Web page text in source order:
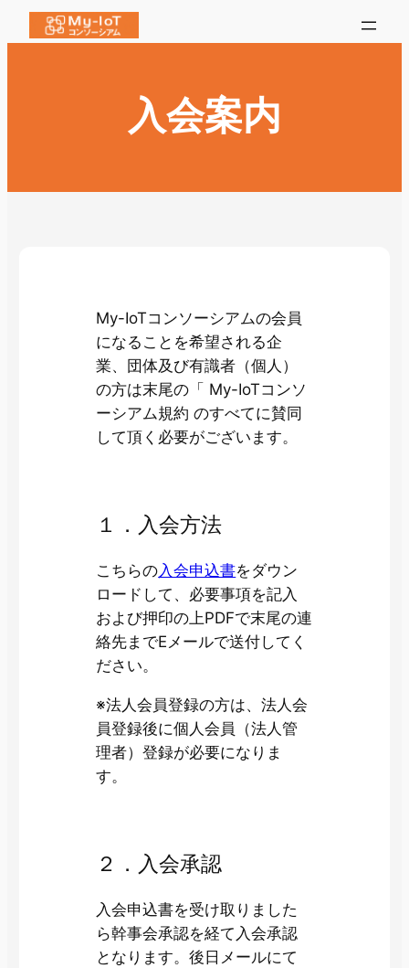
容
入会案内
My-IoTコンソーシアムの会員
になることを希望される企
業、団体及び有識者（個人）
の方は末尾の「 My-IoTコンソ
ーシアム規約 のすべてに賛同
して頂く必要がございます。
１．入会方法
こちらの入会申込書をダウン
ロードして、必要事項を記入
および押印の上PDFで末尾の連
絡先までEメールで送付してく
ださい。
※法人会員登録の方は、法人会
員登録後に個人会員（法人管
理者）登録が必要になりま
す。
２．入会承認
入会申込書を受け取りました
ら幹事会承認を経て入会承認
となります。後日メールにて